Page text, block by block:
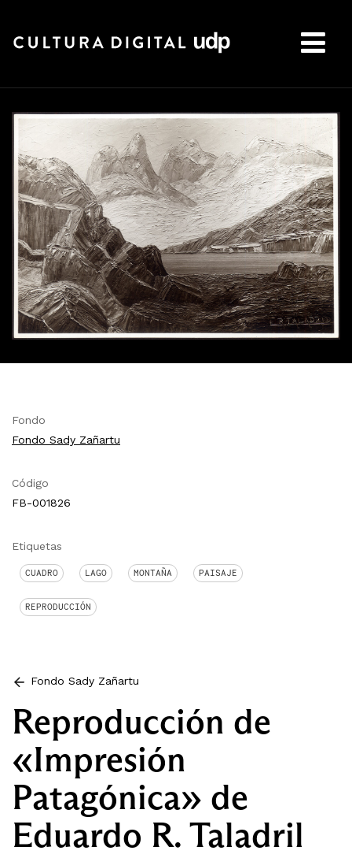
Fondo
Fondo Sady Zañartu
Código
FB-001826
Etiquetas
CUADRO LAGO MONTAÑA PAISAJE
REPRODUCCIÓN
Fondo Sady Zañartu
Reproducción de
«Impresión
Patagónica» de
Eduardo R. Taladril